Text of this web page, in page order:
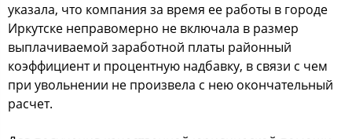
указала, что компания за время ее работы в городе
Иркутске неправомерно не включала в размер
выплачиваемой заработной платы районный
коэффициент и процентную надбавку, в связи с чем
при увольнении не произвела с нею окончательный
расчет.